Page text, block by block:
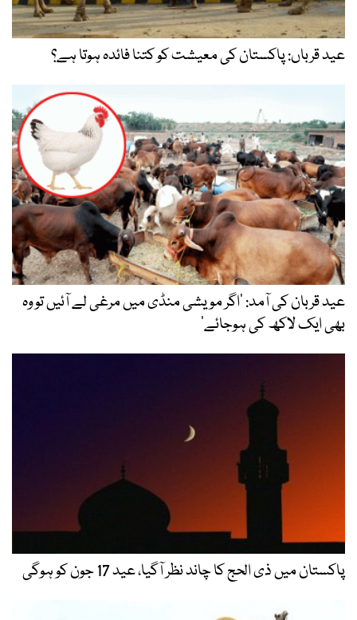
عید قرباں: پاکستان کی معیشت کو کتنا فائدہ ہوتا ہے؟
عید قربان کی آمد: ’اگر مویشی منڈی میں مرغی لے آئیں تو وہ
بھی ایک لاکھ کی ہوجائے‘
پاکستان میں ذی الحج کا چاند نظر آگیا، عید 17 جون کو ہوگی